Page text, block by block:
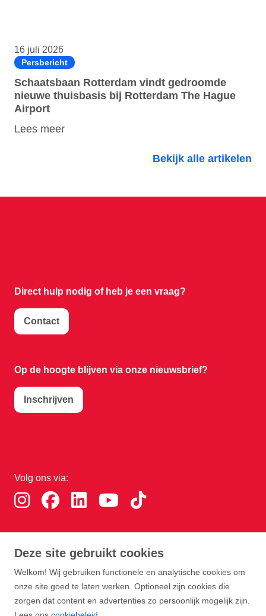
Deze site gebruikt cookies
Welkom! Wij gebruiken functionele en analytische cookies om
onze site goed te laten werken. Optioneel zijn cookies die
zorgen dat content en advertenties zo persoonlijk mogelijk zijn.
16 juli 2026
Persbericht
Schaatsbaan Rotterdam vindt gedroomde
nieuwe thuisbasis bij Rotterdam The Hague
Airport
Lees meer
Bekijk alle artikelen
Direct hulp nodig ofheb je een vraag?
Contact
Op de hoogte blijven via onze nieuwsbrief?
Inschrijven
Volg ons via:
Download de RTHA app: